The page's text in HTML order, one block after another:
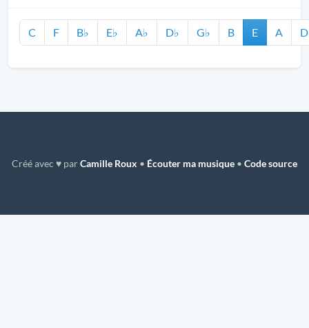
C F B♭ E♭ A♭ D♭ G♭ B E A D
Créé avec ♥ parCamille Roux • Écouter ma musique • Code source